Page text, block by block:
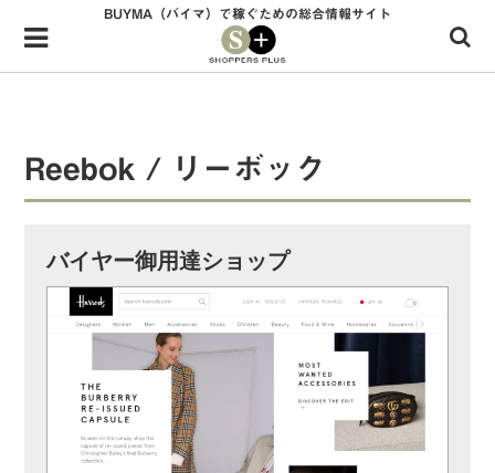
Menu
HOME
34歳独身OLバイマ実践記
ファッショントレンドを発信！SP通信
BUYMAで人気のブランド
BUYMAの売れ筋商品
バイマの疑問に現役パーソナルショッパーが答えてみた
BUYMA（バイマ）で稼ぐための総合情報サイト
Reebok / リーボック
バイヤー御用達ショップ